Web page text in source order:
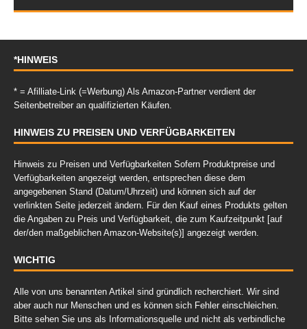
*HINWEIS
* = Afilliate-Link (=Werbung) Als Amazon-Partner verdient der
Seitenbetreiber an qualifizierten Käufen.
HINWEIS ZU PREISEN UND VERFÜGBARKEITEN
Hinweis zu Preisen und Verfügbarkeiten Sofern Produktpreise und
Verfügbarkeiten angezeigt werden, entsprechen diese dem
angegebenen Stand (Datum/Uhrzeit) und können sich auf der
verlinkten Seite jederzeit ändern. Für den Kauf eines Produkts gelten
die Angaben zu Preis und Verfügbarkeit, die zum Kaufzeitpunkt [auf
der/den maßgeblichen Amazon-Website(s)] angezeigt werden.
WICHTIG
Alle von uns benannten Artikel sind gründlich recherchiert. Wir sind
aber auch nur Menschen und es können sich Fehler einschleichen.
Bitte sehen Sie uns als Informationsquelle und nicht als verbindliche